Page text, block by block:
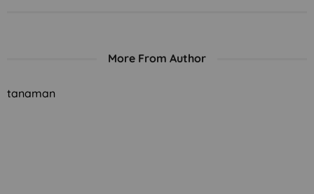
More From Author
tanaman